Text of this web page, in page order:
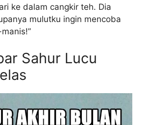
ke dalam cangkir teh. Dia
mulutku ingin mencoba
Sahur Lucu